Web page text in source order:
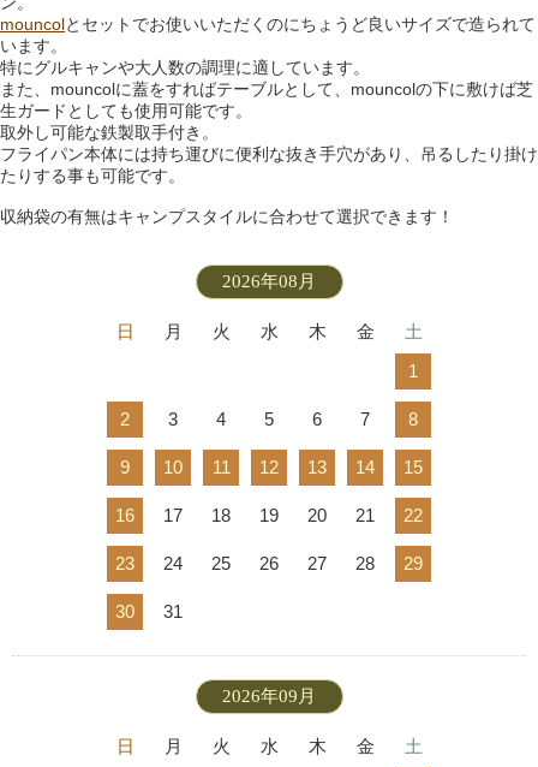
mouncolとセットでお使いいただくのにちょうど良いサイズで造られて
います。
特にグルキャンや大人数の調理に適しています。
また、mouncolに蓋をすればテーブルとして、mouncolの下に敷けば芝
生ガードとしても使用可能です。
取外し可能な鉄製取手付き。
フライパン本体には持ち運びに便利な抜き手穴があり、吊るしたり掛け
たりする事も可能です。
収納袋の有無はキャンプスタイルに合わせて選択できます！
2026年08月
日 月 火 水 木 金
土
1
2 3 4 5 6 7 8
9 10 11 12 13 14 15
16 17 18 19 20 21 22
23 24 25 26 27 28 29
30 31
2026年09月
日 月 火 水 木 金
土